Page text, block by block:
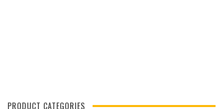
PRODUCT CATEGORIES